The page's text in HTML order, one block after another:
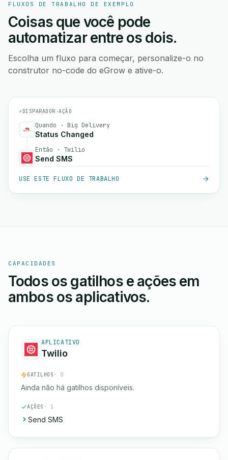
FLUXOS DE TRABALHO DE EXEMPLO
Coisas que você pode
automatizar entre os dois.
Escolha um fluxo para começar, personalize-o no
construtor no-code do eGrow e ative-o.
⚡ DISPARADOR→AÇÃO
Quando · Big Delivery
Status Changed
Então · Twilio
Send SMS
USE ESTE FLUXO DE TRABALHO
CAPACIDADES
Todos os gatilhos e ações em
ambos os aplicativos.
APLICATIVO
Twilio
GATILHOS · 0
Ainda não há gatilhos disponíveis.
AÇÕES · 1
Send SMS